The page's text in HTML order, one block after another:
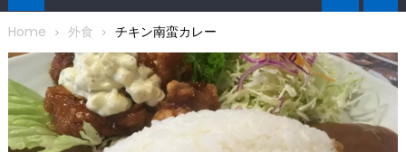
Home 外食 チキン南蛮カレー